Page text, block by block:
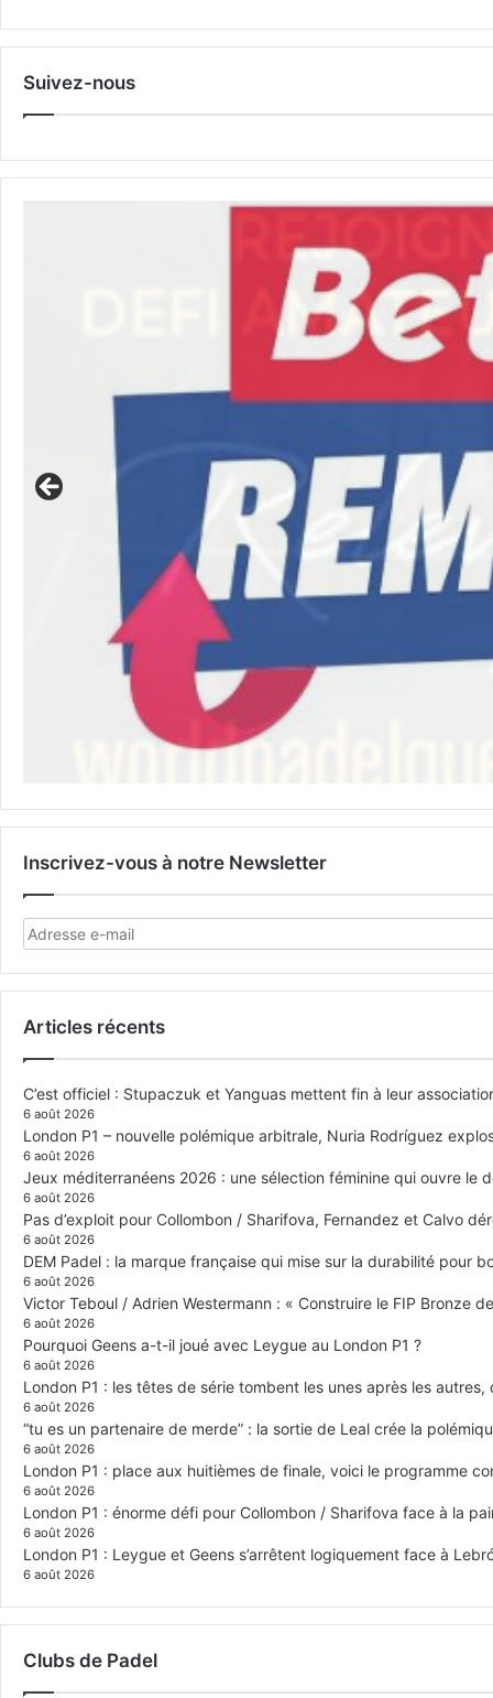
Suivez-nous
Inscrivez-vous à notre Newsletter
Articles récents
C’est officiel : Stupaczuk et Yanguas mettent fin à leur
6 août 2026
London P1 – nouvelle polémique arbitrale, Nuria Rodríguez
6 août 2026
Jeux méditerranéens 2026 : une sélection féminine qui ouvre le
6 août 2026
Pas d’exploit pour Collombon / Sharifova, Fernandez et Calvo
6 août 2026
DEM Padel : la marque française qui mise sur la durabilité pour
6 août 2026
Victor Teboul / Adrien Westermann : « Construire le FIP Bronze
6 août 2026
Pourquoi Geens a-t-il joué avec Leygue au London P1 ?
6 août 2026
London P1 : les têtes de série tombent les unes après les autres,
6 août 2026
“tu es un partenaire de merde” : la sortie de Leal crée la
6 août 2026
London P1 : place aux huitièmes de finale, voici le programme
6 août 2026
London P1 : énorme défi pour Collombon / Sharifova face à la
6 août 2026
London P1 : Leygue et Geens s’arrêtent logiquement face à
6 août 2026
Clubs de Padel